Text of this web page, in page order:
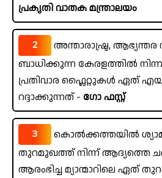
പ്രകൃതി വാതക മന്ത്രാലയം
2
അന്താരാഷ്ട്ര,
ബാധിക്കുന്ന കേരളത്തിൽ
പ്രതിവാര ഫ്ലൈറ്റുകൾ
റദ്ദാക്കുന്നത് - ഗോ ഫസ്റ്റ്
3
കൊൽക്കത്തയിൽ
തുറമുഖത്ത് നിന്ന് ആദ്യത്തെ
ആരംഭിച്ച മ്യാന്മാറിലെ ഏത്